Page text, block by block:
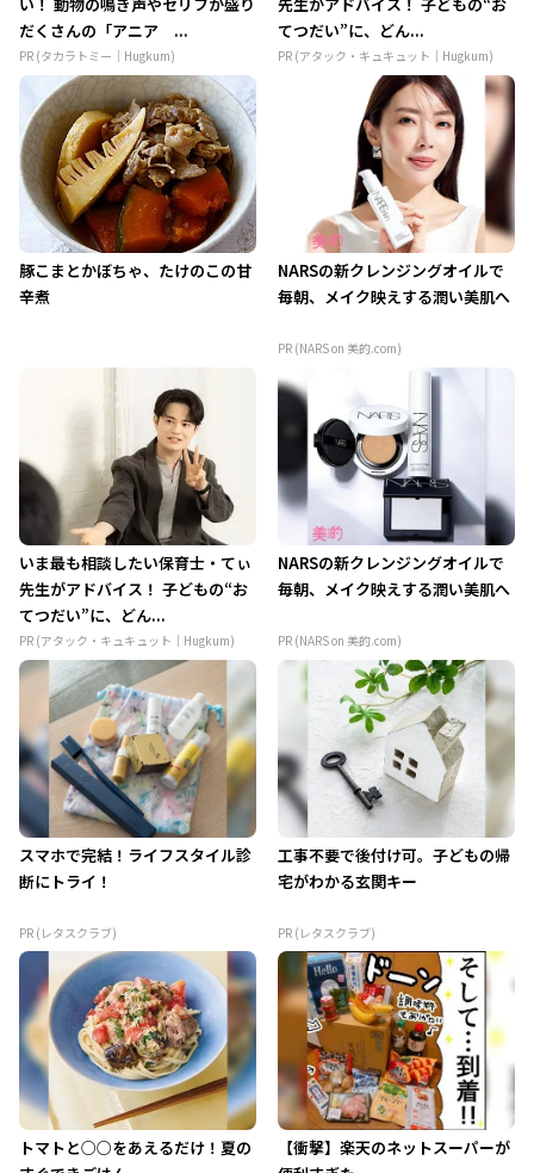
い！ 動物の鳴き声やセリフが盛り
だくさんの「アニア ...
PR (タカラトミー｜Hugkum)
先生がアドバイス！ 子どもの“お
てつだい”に、どん...
PR (アタック・キュキュット｜Hugkum)
豚こまとかぼちゃ、たけのこの甘
辛煮
NARSの新クレンジングオイルで
毎朝、メイク映えする潤い美肌へ
PR (NARS on 美的.com)
いま最も相談したい保育士・てぃ
先生がアドバイス！ 子どもの“お
てつだい”に、どん...
PR (アタック・キュキュット｜Hugkum)
NARSの新クレンジングオイルで
毎朝、メイク映えする潤い美肌へ
PR (NARS on 美的.com)
スマホで完結！ライフスタイル診
断にトライ！
PR (レタスクラブ)
工事不要で後付け可。子どもの帰
宅がわかる玄関キー
PR (レタスクラブ)
トマトと○○をあえるだけ！夏の
【衝撃】楽天のネットスーパーが